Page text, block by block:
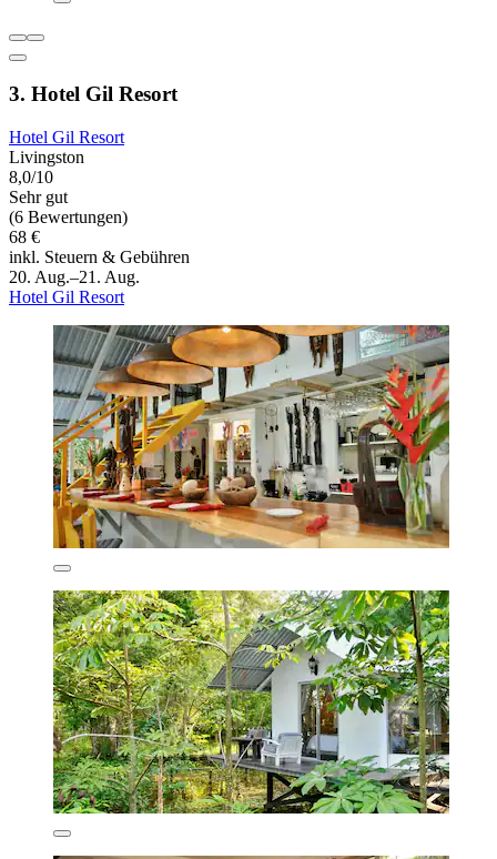
3. Hotel Gil Resort
Hotel Gil Resort
Livingston
8,0/10
Sehr gut
(6 Bewertungen)
68 €
inkl. Steuern & Gebühren
20. Aug.–21. Aug.
Hotel Gil Resort